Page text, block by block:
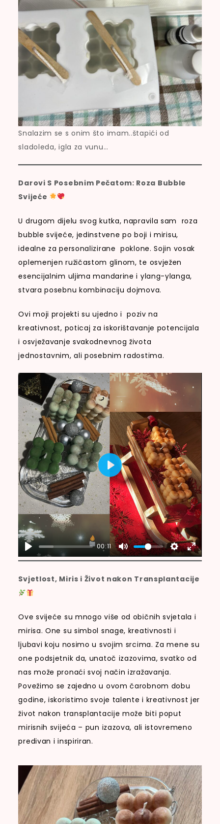
Snalazim se s onim što imam..štapići od
sladoleda, igla za vunu…
Darovi S Posebnim Pečatom: Roza Bubble
Svijeće
U drugom dijelu svog kutka, napravila sam roza
bubble svijeće, jedinstvene po boji i mirisu,
idealne za personalizirane poklone. Sojin vosak
oplemenjen ružičastom glinom, te osvježen
esencijalnim uljima mandarine i ylang-ylanga,
stvara posebnu kombinaciju dojmova.
Ovi moji projekti su ujedno i poziv na
kreativnost, poticaj za iskorištavanje potencijala
i osvježavanje svakodnevnog života
jednostavnim, ali posebnim radostima.
00:11
P
L
A
Y
Svjetlost, Miris i Život nakon Transplantacije
Ove svijeće su mnogo više od običnih svjetala i
mirisa. One su simbol snage, kreativnosti i
ljubavi koju nosimo u svojim srcima. Za mene su
one podsjetnik da, unatoč izazovima, svatko od
nas može pronaći svoj način izražavanja.
Povežimo se zajedno u ovom čarobnom dobu
godine, iskoristimo svoje talente i kreativnost jer
život nakon transplantacije može biti poput
mirisnih svijeća – pun izazova, ali istovremeno
predivan i inspiriran.